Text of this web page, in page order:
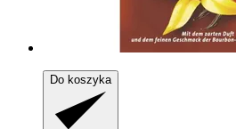
Do koszyka